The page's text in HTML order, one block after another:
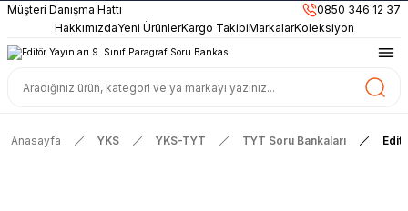
899TLve Üzeri Alışverişlerinizde
KARGO BEDAVA
Güncel ve Sınav Odaklı Kaynaklar
HakkımızdaYeni ÜrünlerKargo TakibiMarkalarKoleksiyon
Müşteri Danışma Hattı 0850 346 12 37
Anasayfa YKS YKS-TYT TYT Soru Bankaları